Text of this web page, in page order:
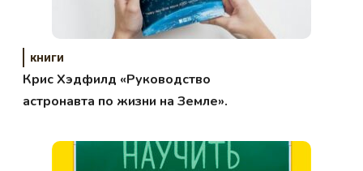
книги
Крис Хэдфилд «Руководство
астронавта по жизни на Земле».